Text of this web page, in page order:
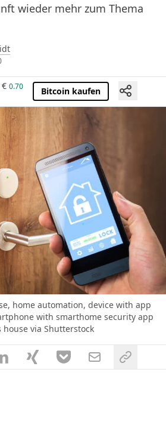
wieder mehr zum Thema
€ 0.70
Bitcoin kaufen
home automation, device with app
with smarthome security app
via Shutterstock